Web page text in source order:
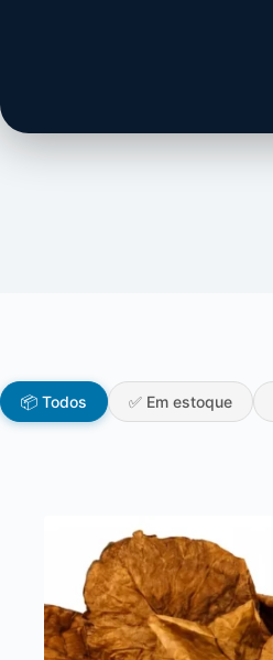
📦 Todos ✅ Em estoque